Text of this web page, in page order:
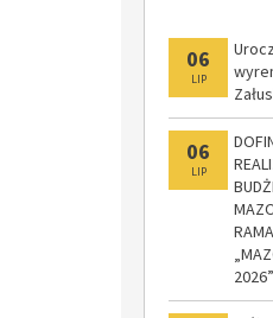
06
LIP
06
LIP
2026”